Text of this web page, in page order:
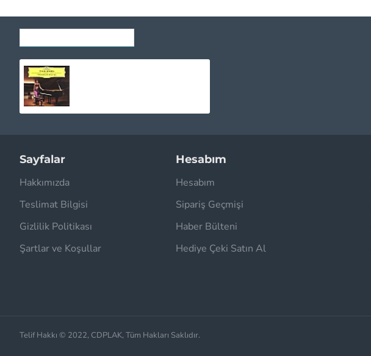
Sayfalar
Hakkımızda
Teslimat Bilgisi
Gizlilik Politikası
Şartlar ve Koşullar
Hesabım
Hesabım
Sipariş Geçmişi
Haber Bülteni
Hediye Çeki Satın Al
Telif Hakkı © 2022, CDPLAK, Tüm Hakları Saklıdır.